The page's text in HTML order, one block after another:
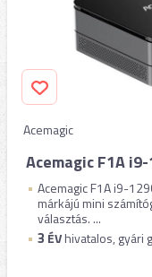
Acemagic
Acemagic F1A
Acemagic F1A i9-
márkájú mini
választás. ...
3 ÉVhivatalos, gyári